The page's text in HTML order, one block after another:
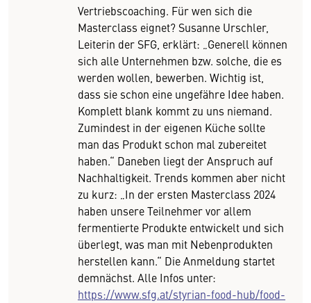
Vertriebscoaching. Für wen sich die
Masterclass eignet? Susanne Urschler,
Leiterin der SFG, erklärt: „Generell können
sich alle Unternehmen bzw. solche, die es
werden wollen, bewerben. Wichtig ist,
dass sie schon eine ungefähre Idee haben.
Komplett blank kommt zu uns niemand.
Zumindest in der eigenen Küche sollte
man das Produkt schon mal zubereitet
haben.“ Daneben liegt der Anspruch auf
Nachhaltigkeit. Trends kommen aber nicht
zu kurz: „In der ersten Masterclass 2024
haben unsere Teilnehmer vor allem
fermentierte Produkte entwickelt und sich
überlegt, was man mit Nebenprodukten
herstellen kann.“ Die Anmeldung startet
demnächst. Alle Infos unter:
https://www.sfg.at/styrian-food-hub/food-